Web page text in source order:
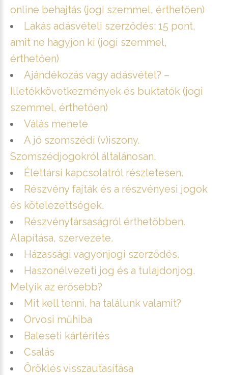
online behajtás (jogi szemmel, érthetően)
Lakás adásvételi szerződés: 15 pont,
amit ne hagyjon ki (jogi szemmel,
érthetően)
Ajándékozás vagy adásvétel? –
Illetékkövetkezmények és buktatók (jogi
szemmel, érthetően)
Válás menete
A jó szomszédi (v)iszony.
Szomszédjogokról általánosan.
Élettársi kapcsolatról részletesen.
Részvény fajták és a részvényesi jogok
és kötelezettségek.
Részvénytársaságról érthetőbben.
Alapítása, szervezete.
Házassági vagyonjogi szerződés.
Haszonélvezeti jog és a tulajdonjog.
Melyik az erősebb?
Mit kell tenni, ha találunk valamit?
Orvosi műhiba
Baleseti kártérítés
Csalás
Öröklés visszautasítása